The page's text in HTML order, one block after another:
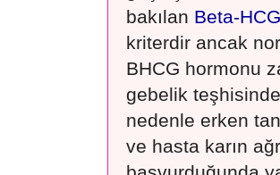
bakılan Beta-
kriterdir ancak
BHCG hormonu
gebelik
nedenle erken
ve hasta karın